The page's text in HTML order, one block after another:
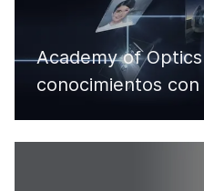
Academy of
conocimientos